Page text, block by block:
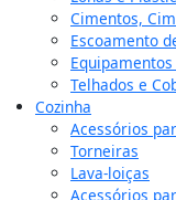
Cimentos,
Escoamento
Telhados e
Cozinha
Acessórios
Torneiras
Lava-loiças
Acessórios